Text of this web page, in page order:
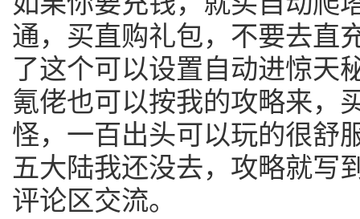
通，买直购礼包，不要去直
了这个可以设置自动进惊天
氪佬也可以按我的攻略来，
怪，一百出头可以玩的很舒
五大陆我还没去，攻略就写
评论区交流。